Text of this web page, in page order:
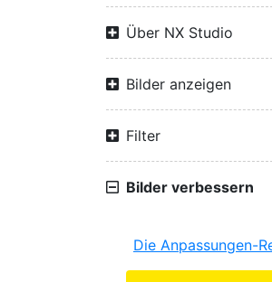
Über NX Studio
Bilder anzeigen
Filter
Bilder verbessern
Die Anpassungen-